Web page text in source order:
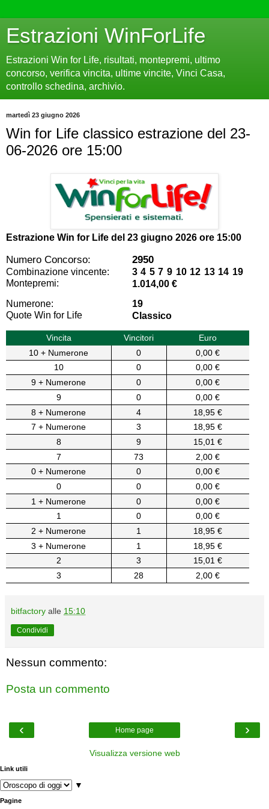
Estrazioni WinForLife
Estrazioni Win for Life, risultati, montepremi, ultimo
concorso, verifica vincita, ultime vincite, Vinci Casa,
controllo schedina, archivio.
martedì 23 giugno 2026
Win for Life classico estrazione del 23-
06-2026 ore 15:00
Estrazione Win for Life del 23 giugno 2026 ore 15:00
Numero Concorso: 2950
Combinazione vincente:
3 4 5 7 9 10 12 13 14 19
Montepremi:
1.014,00 €
Numerone:
19
Quote Win for Life
Classico
Vincita Vincitori
Euro
10 + Numerone
0
0,00 €
10
0
0,00 €
9 + Numerone
0
0,00 €
9
0
0,00 €
8 + Numerone
4
18,95 €
7 + Numerone
3
18,95 €
8
9
15,01 €
7
73
2,00 €
0 + Numerone
0
0,00 €
0
0
0,00 €
1 + Numerone
0
0,00 €
1
0
0,00 €
2 + Numerone
1
18,95 €
3 + Numerone
1
18,95 €
2
3
15,01 €
3
28 2,00 €
bitfactory alle 15:10
Condividi
Nessun commento:
Posta un commento
‹ ›
Home page
Visualizza versione web
Link utili
▼
Pagine